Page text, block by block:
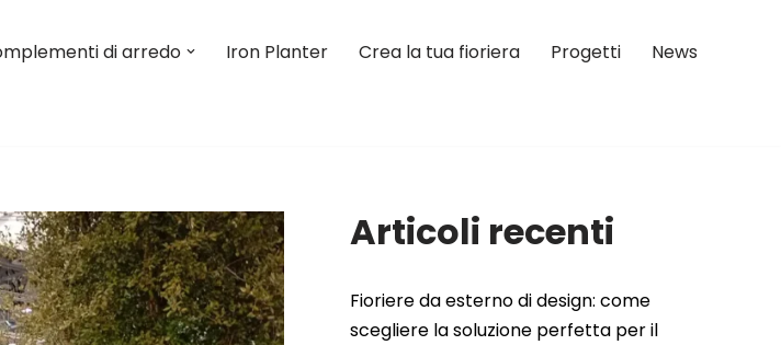
di arredo Iron Planter Crea la tua fioriera Progetti
News
Articoli recenti
Fioriere da esterno di design: come
scegliere la soluzione perfetta per il